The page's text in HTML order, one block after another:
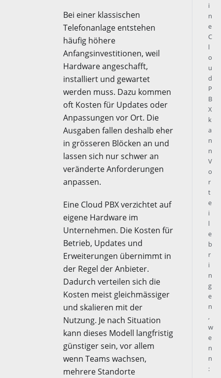
Bei einer klassischen
Telefonanlage entstehen
häufig höhere
Anfangsinvestitionen, weil
Hardware angeschafft,
installiert und gewartet
werden muss. Dazu kommen
oft Kosten für Updates oder
Anpassungen vor Ort. Die
Ausgaben fallen deshalb eher
in grösseren Blöcken an und
lassen sich nur schwer an
veränderte Anforderungen
anpassen.
Eine Cloud PBX verzichtet auf
eigene Hardware im
Unternehmen. Die Kosten für
Betrieb, Updates und
Erweiterungen übernimmt in
der Regel der Anbieter.
Dadurch verteilen sich die
Kosten meist gleichmässiger
und skalieren mit der
Nutzung. Je nach Situation
kann dieses Modell langfristig
günstiger sein, vor allem
wenn Teams wachsen,
mehrere Standorte
i
n
e
C
l
o
u
d
P
B
X
k
a
n
n
V
o
r
t
e
i
l
e
b
r
i
n
g
e
n
,
w
e
n
n
: